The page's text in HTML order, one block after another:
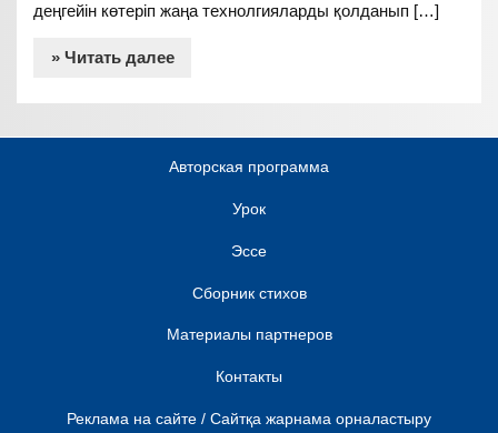
деңгейін көтеріп жаңа технолгияларды қолданып […]
» Читать далее
Авторская программа
Урок
Эссе
Сборник стихов
Материалы партнеров
Контакты
Реклама на сайте / Сайтқа жарнама орналастыру